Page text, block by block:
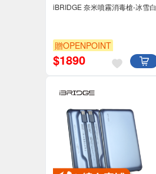
iBRIDGE 奈米噴霧消毒槍-冰雪白
贈OPENPOINT
$1890